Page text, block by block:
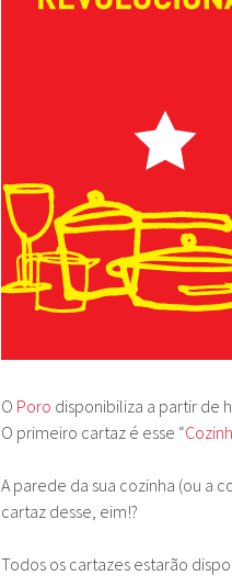
O Poro disponibiliza a partir de
O primeiro cartaz é esse “
A parede da sua cozinha (ou a
cartaz desse, eim!?
Todos os cartazes estarão